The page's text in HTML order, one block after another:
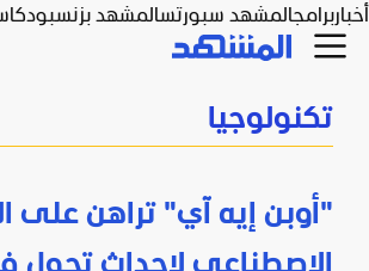
أخباربرامجالمشهد سبورتسالمشهد بزنس
تكنولوجيا
"أوبن إيه آي" تراهن على
الاصطناعي لإحداث تحول